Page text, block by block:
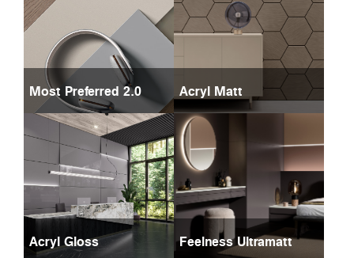
Most Preferred 2.0 Acryl Matt
Acryl Gloss Feelness Ultramatt